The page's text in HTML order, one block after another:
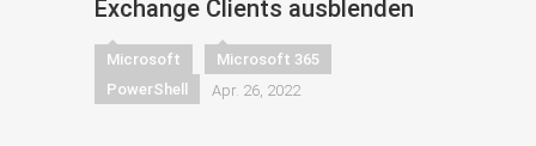
Exchange Clients ausblenden
Microsoft
Microsoft 365
PowerShell
Apr. 26, 2022